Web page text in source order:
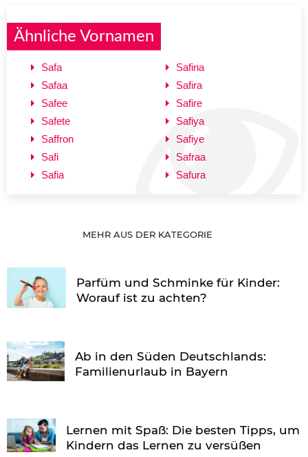
Ähnliche Vornamen
Safa
Safaa
Safee
Safete
Saffron
Safi
Safia
Safina
Safira
Safire
Safiya
Safiye
Safraa
Safura
MEHR AUS DER KATEGORIE
Parfüm und Schminke für Kinder:
Worauf ist zu achten?
Ab in den Süden Deutschlands:
Familienurlaub in Bayern
Lernen mit Spaß: Die besten Tipps, um
Kindern das Lernen zu versüßen